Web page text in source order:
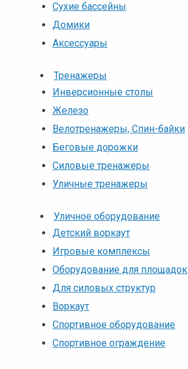
Сухие бассейны
Домики
Аксессуары
Тренажеры
Инверсионные столы
Железо
Велотренажеры, Спин-байки
Беговые дорожки
Силовые тренажеры
Уличные тренажеры
Уличное оборудование
Детский воркаут
Игровые комплексы
Оборудование для площадок
Для силовых структур
Воркаут
Спортивное оборудование
Спортивное ограждение